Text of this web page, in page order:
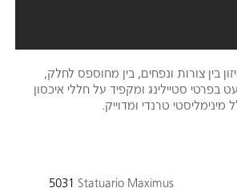
בין צורות ונפחים, בין מחוספס לחלק,
בפרטי סטיילינג ומקפיד על חללי איכסון
מינימליסטי טרנדי ומדוייק.
5031 Statuario Maximus